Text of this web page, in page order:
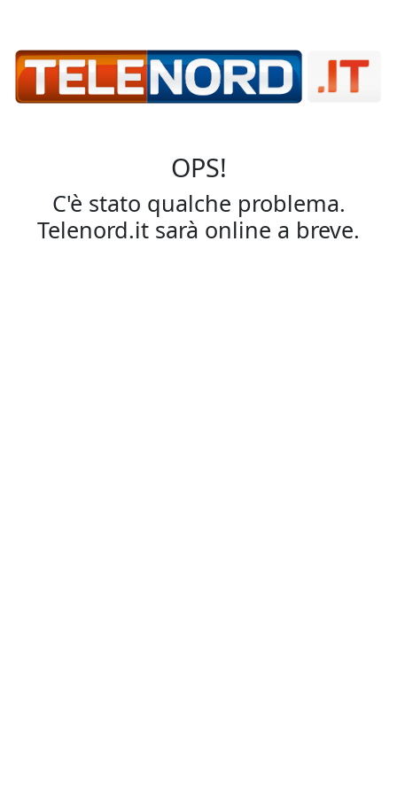
OPS!
C'è stato qualche problema.
Telenord.it sarà online a breve.